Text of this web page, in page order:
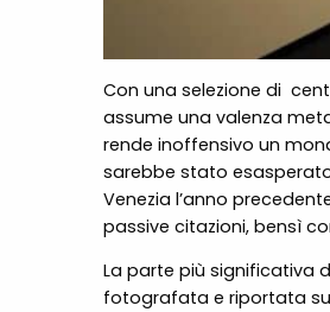
Con una selezione di
assume una valenza
rende inoffensivo un
sarebbe stato
Venezia l’anno
passive citazioni, bensì
La parte più significativa
fotografata e riportata su